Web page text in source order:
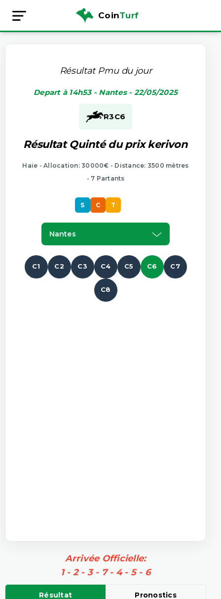
CoinTurf
Résultat Pmu du jour
Depart à 14h53 - Nantes - 22/05/2025
R3C6
Résultat Quinté du prix kerivon
Haie - Allocation: 30000€ - Distance: 3500 mètres
- 7 Partants
S C T
Nantes
C1 C2 C3 C4 C5 C6 C7
C8
Arrivée Officielle:
1 - 2 - 3 - 7 - 4 - 5 - 6
Résultat Pronostics